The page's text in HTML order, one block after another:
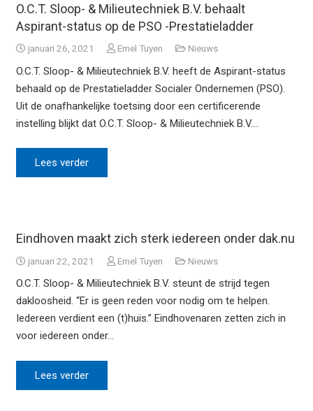
O.C.T. Sloop- & Milieutechniek B.V. behaalt
Aspirant-status op de PSO -Prestatieladder
januari 26, 2021 Emel Tuyen Nieuws
O.C.T. Sloop- & Milieutechniek B.V. heeft de Aspirant-status
behaald op de Prestatieladder Socialer Ondernemen (PSO).
Uit de onafhankelijke toetsing door een certificerende
instelling blijkt dat O.C.T. Sloop- & Milieutechniek B.V.…
Lees verder
Eindhoven maakt zich sterk iedereen onder dak.nu
januari 22, 2021 Emel Tuyen Nieuws
O.C.T. Sloop- & Milieutechniek B.V. steunt de strijd tegen
dakloosheid. “Er is geen reden voor nodig om te helpen.
Iedereen verdient een (t)huis.” Eindhovenaren zetten zich in
voor iedereen onder…
Lees verder